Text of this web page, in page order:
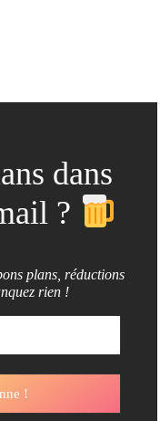
dans
?
plans, réductions
rien !